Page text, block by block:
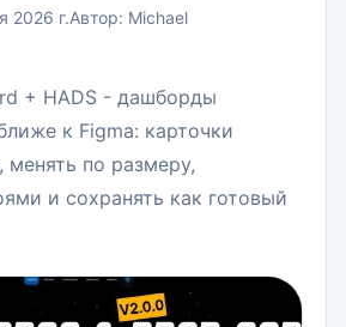
2026 г.Автор: Michael
+ HADS - дашборды
к Figma: карточки
менять по размеру,
и сохранять как готовый